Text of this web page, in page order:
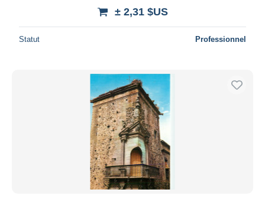
± 2,31 $US
Statut Professionnel